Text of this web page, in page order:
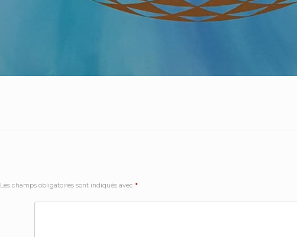
Les champs obligatoires sont indiqués avec *